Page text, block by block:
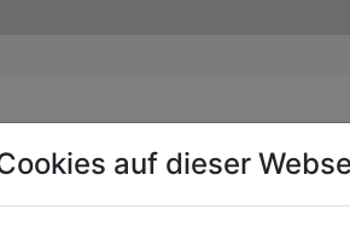
auf dieser